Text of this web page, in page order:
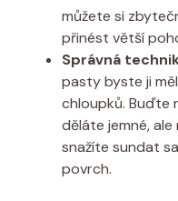
můžete si
přinést větší
Správná
pasty byste ji
chloupků. Buďte
děláte jemné,
snažíte sundat
povrch.